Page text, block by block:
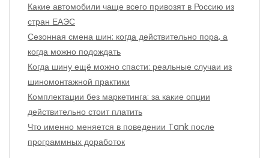
Какие автомобили чаще всего привозят в Россию из
стран ЕАЭС
Сезонная смена шин: когда действительно пора, а
когда можно подождать
Когда шину ещё можно спасти: реальные случаи из
шиномонтажной практики
Комплектации без маркетинга: за какие опции
действительно стоит платить
Что именно меняется в поведении Tank после
программных доработок